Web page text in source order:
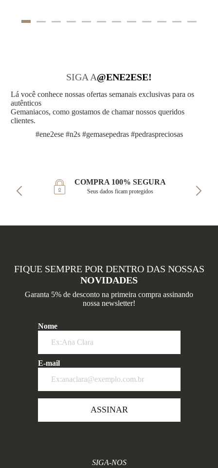
SIGA A@ENE2ESE!
Lá você conhece nossas ofertas semanais exclusivas para os
autênticos
Gemaniacos, como gostamos de chamar nossos queridos
clientes.
#ene2ese #n2s #gemasepedras #pedraspreciosas
COMPRA 100% SEGURA
Seus dados ficam protegidos
FIQUE SEMPRE POR DENTRO DAS NOSSAS
NOVIDADES
Garanta 5% de desconto na primeira compra assinando
nossa newsletter!
Nome
E-mail
ASSINAR
SIGA-NOS